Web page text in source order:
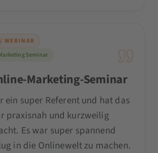
WEBINAR
Seminar
Marketing-Seminar
ein super Referent und hat das
praxisnah und kurzweilig
Es war super spannend
in die Onlinewelt zu machen.